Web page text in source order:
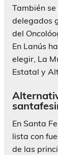
También
delegados
del
En Lanús
elegir, La
Estatal y
En Santa
lista con
de las